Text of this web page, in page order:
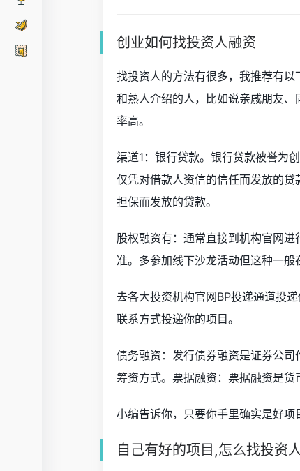
创业如何找投资人融资
找投资人的方法有很多，我推荐有
和熟人介绍的人，比如说亲戚朋友
率高。
渠道1：银行贷款。银行贷款被誉为
仅凭对借款人资信的信任而发放的
担保而发放的贷款。
股权融资有：通常直接到机构官网
准。多参加线下沙龙活动但这种一般
去各大投资机构官网BP投递通道投
联系方式投递你的项目。
债务融资：发行债券融资是证券公
筹资方式。票据融资：票据融资是货
小编告诉你，只要你手里确实是好项
自己有好的项目,怎么找投资